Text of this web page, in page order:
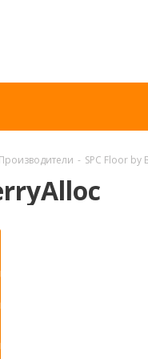
Производители - SPC Floor by